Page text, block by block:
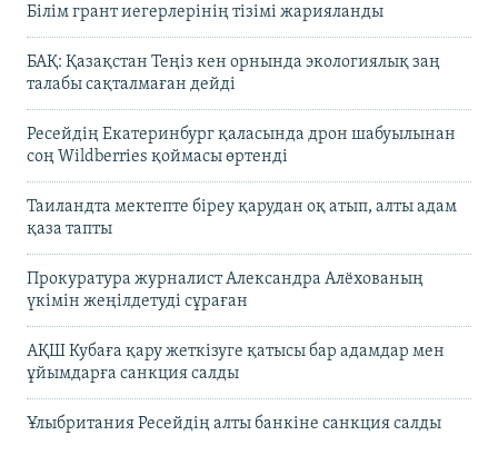
Білім грант иегерлерінің тізімі жарияланды
БАҚ: Қазақстан Теңіз кен орнында экологиялық заң
талабы сақталмаған дейді
Ресейдің Екатеринбург қаласында дрон шабуылынан
соң Wildberries қоймасы өртенді
Таиландта мектепте біреу қарудан оқ атып, алты адам
қаза тапты
Прокуратура журналист Александра Алёхованың
үкімін жеңілдетуді сұраған
АҚШ Кубаға қару жеткізуге қатысы бар адамдар мен
ұйымдарға санкция салды
Ұлыбритания Ресейдің алты банкіне санкция салды